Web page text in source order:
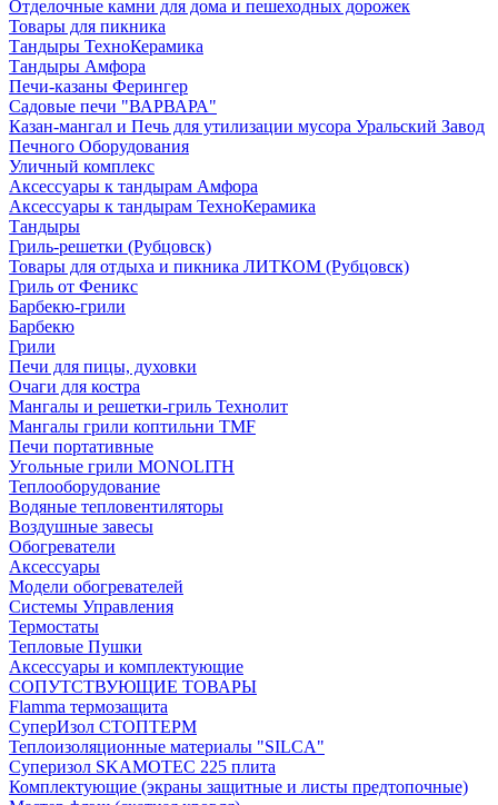
Отделочные камни для дома и пешеходных дорожек
Товары для пикника
Тандыры ТехноКерамика
Тандыры Амфора
Печи-казаны Ферингер
Садовые печи "ВАРВАРА"
Казан-мангал и Печь для утилизации мусора Уральский Завод
Печного Оборудования
Уличный комплекс
Аксессуары к тандырам Амфора
Аксессуары к тандырам ТехноКерамика
Тандыры
Гриль-решетки (Рубцовск)
Товары для отдыха и пикника ЛИТКОМ (Рубцовск)
Гриль от Феникс
Барбекю-грили
Барбекю
Грили
Печи для пицы, духовки
Очаги для костра
Мангалы и решетки-гриль Технолит
Мангалы грили коптильни TMF
Печи портативные
Угольные грили MONOLITH
Теплооборудование
Водяные тепловентиляторы
Воздушные завесы
Обогреватели
Аксессуары
Модели обогревателей
Системы Управления
Термостаты
Тепловые Пушки
Аксессуары и комплектующие
СОПУТСТВУЮЩИЕ ТОВАРЫ
Flamma термозащита
СуперИзол СТОПТЕРМ
Теплоизоляционные материалы "SILCA"
Суперизол SKAMOTEC 225 плита
Комплектующие (экраны защитные и листы предтопочные)